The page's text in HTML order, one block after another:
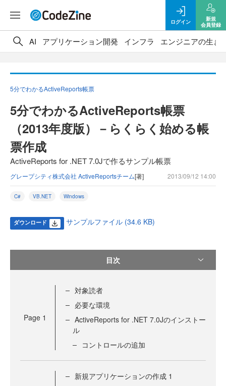
ログイン
新規
会員登録
AI アプリケーション開発 インフラ エンジニアの生き
5分でわかるActiveReports帳票
5分でわかるActiveReports帳票
（2013年度版）－らくらく始める帳
票作成
ActiveReports for .NET 7.0Jで作るサンプル帳票
グレープシティ株式会社 ActiveReportsチーム[著] 2013/09/12 14:00
C# VB.NET Windows
ダウンロード サンプルファイル (34.6 KB)
目次
Page 1
対象読者
必要な環境
ActiveReports for .NET 7.0Jのインストー
ル
コントロールの追加
新規アプリケーションの作成 1